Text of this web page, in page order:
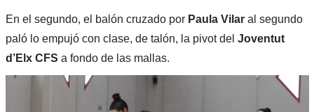
En el segundo, el balón cruzado por Paula Vilaral segundo
paló lo empujó con clase, de talón, la pivot del Joventut
d’Elx CFS a fondo de las mallas.